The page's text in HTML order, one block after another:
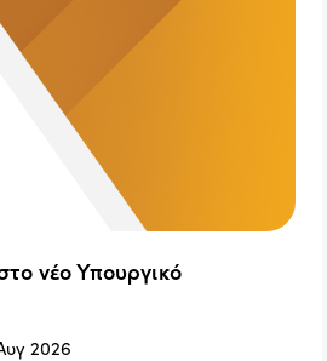
νέο Υπουργικό
2026